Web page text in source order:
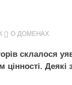
О ДОМЕНАХ
склалося
цінності.